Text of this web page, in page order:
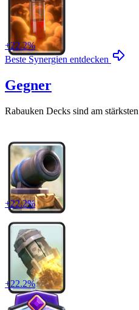
+22.2%
Beste Synergien entdecken
Gegner
Rabauken Decks sind am
+22.2%
+22.2%